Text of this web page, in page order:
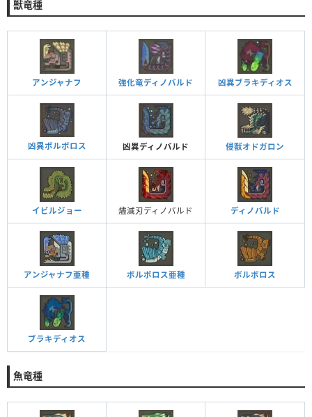
獣竜種
アンジャナフ 強化竜ディノバルド 凶異ブラキディオス
凶異ボルボロス 凶異ディノバルド 侵獣オドガロン
イビルジョー 燼滅刃ディノバルド ディノバルド
アンジャナフ亜種 ボルボロス亜種 ボルボロス
ブラキディオス
魚竜種